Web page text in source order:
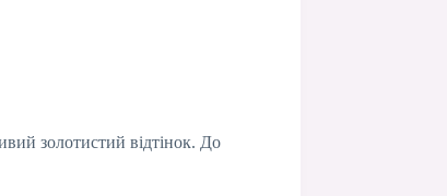
золотистий відтінок. До